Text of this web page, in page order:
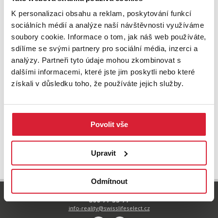
K personalizaci obsahu a reklam, poskytování funkcí
sociálních médií a analýze naší návštěvnosti využíváme
soubory cookie. Informace o tom, jak náš web používáte,
sdílíme se svými partnery pro sociální média, inzerci a
analýzy. Partneři tyto údaje mohou zkombinovat s
dalšími informacemi, které jste jim poskytli nebo které
získali v důsledku toho, že používáte jejich služby.
Povolit vše
Upravit
Odmítnout
UPRAVIT VYHLEDÁVÁNÍ
800 77 55 77
info-reality@swisslifeselect.cz